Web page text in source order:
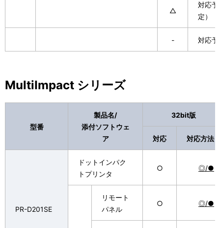
△
対応
定）
- 対応
MultiImpact シリーズ
型番
製品名/
添付ソフトウェ
ア
32bit版
対応 対応方法
PR-D201SE
ドットインパク
トプリンタ
○ ◎/●
リモート
パネル
○ ◎/●